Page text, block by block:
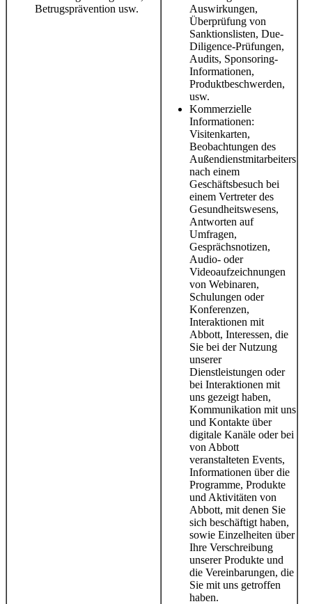
Betrugsprävention usw.
Auswirkungen,
Überprüfung von
Sanktionslisten, Due-
Diligence-Prüfungen,
Audits, Sponsoring-
Informationen,
Produktbeschwerden,
usw.
Kommerzielle
Informationen:
Visitenkarten,
Beobachtungen des
Außendienstmitarbeiters
nach einem
Geschäftsbesuch bei
einem Vertreter des
Gesundheitswesens,
Antworten auf
Umfragen,
Gesprächsnotizen,
Audio- oder
Videoaufzeichnungen
von Webinaren,
Schulungen oder
Konferenzen,
Interaktionen mit
Abbott, Interessen, die
Sie bei der Nutzung
unserer
Dienstleistungen oder
bei Interaktionen mit
uns gezeigt haben,
Kommunikation mit uns
und Kontakte über
digitale Kanäle oder bei
von Abbott
veranstalteten Events,
Informationen über die
Programme, Produkte
und Aktivitäten von
Abbott, mit denen Sie
sich beschäftigt haben,
sowie Einzelheiten über
Ihre Verschreibung
unserer Produkte und
die Vereinbarungen, die
Sie mit uns getroffen
haben.